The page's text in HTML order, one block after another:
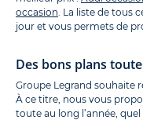
occasion . La liste de tous
jour et vous permets de
Des bons plans
Groupe Legrand souhaite
À ce titre, nous vous
toute au long l’année,